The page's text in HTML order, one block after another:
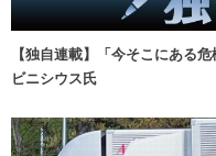
【独自連載】「今そこにある
ビニシウス氏